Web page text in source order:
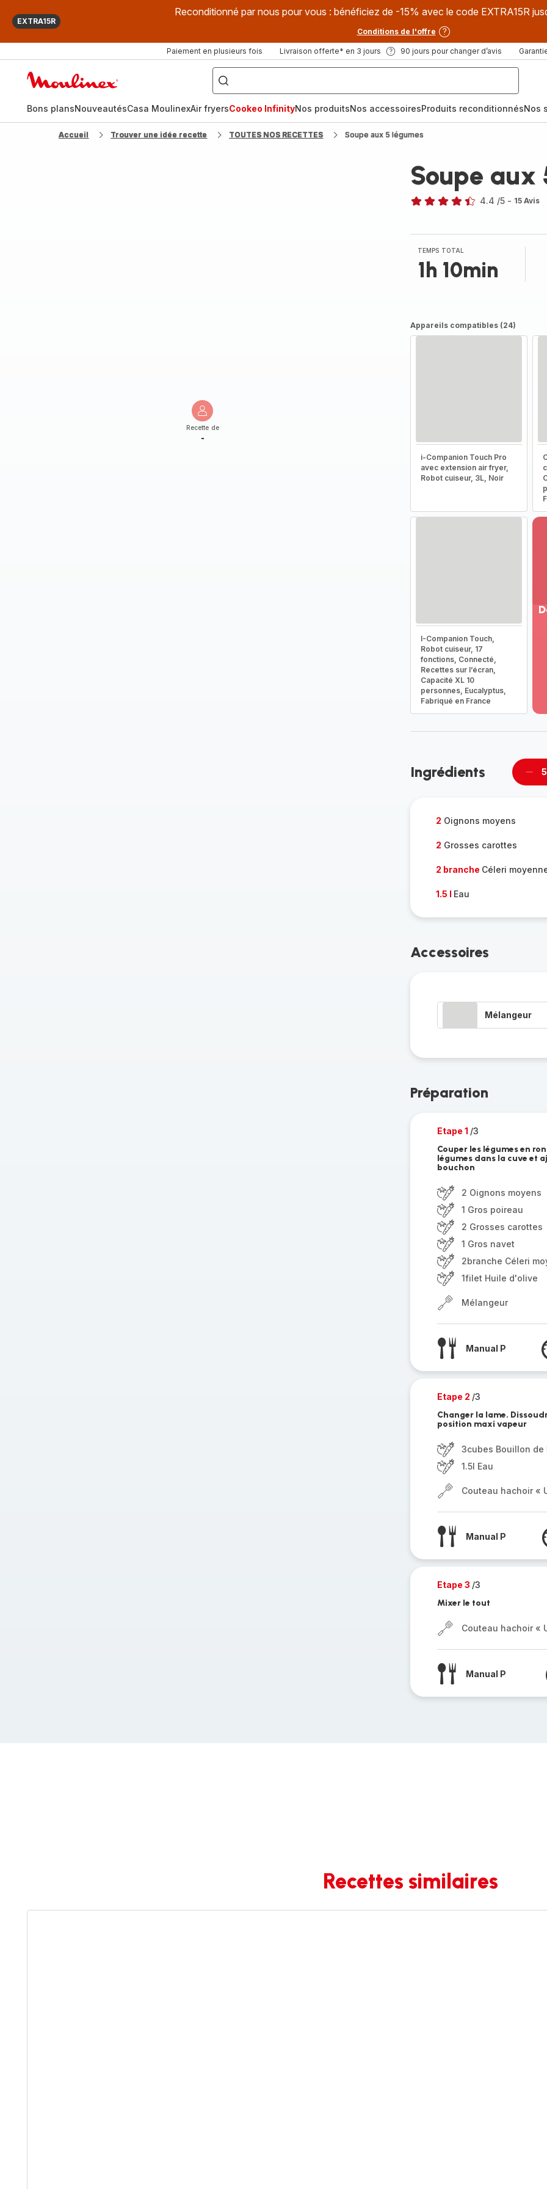
EXTRA15R
Reconditionné par nous pour vous : bénéficiez de -15% avec le code EXTRA15R
Conditions de l'offre
Paiement en plusieurs fois Livraison offerte* en 3 jours 90 jours pour changer d’avis
["Que
recherchez-
vous
?",
fryer",
"Companion"]
Bons plansNouveautésCasa MoulinexAir fryersCookeo InfinityNos produitsNos accessoiresProduits reconditionnésNos
Accueil Trouver une idée recette TOUTES NOS RECETTES Soupe aux 5 légumes
Recette de
-
Soupe aux
4.4 /5 - 15 Avis
TEMPS TOTAL
1h 10min
Appareils compatibles (24)
i-Companion Touch Pro
avec extension air fryer,
Robot cuiseur, 3L, Noir
I-Companion Touch,
Robot cuiseur, 17
fonctions, Connecté,
Recettes sur l’écran,
Capacité XL 10
personnes, Eucalyptus,
Fabriqué en France
Ingrédients
2 Oignons moyens
2 Grosses carottes
2 branche Céleri
1.5 l Eau
Accessoires
Mélangeur
Préparation
Etape 1 /3
Couper les légumes en
légumes dans la cuve et
bouchon
2 Oignons moyens
1 Gros poireau
2 Grosses carottes
1 Gros navet
2branche Céleri
1filet Huile d'olive
Mélangeur
Manual P
Etape 2 /3
Changer la lame.
position maxi vapeur
3cubes Bouillon de
1.5l Eau
Couteau hachoir «
Manual P
Etape 3 /3
Mixer le tout
Couteau hachoir «
Manual P
Recettes similaires